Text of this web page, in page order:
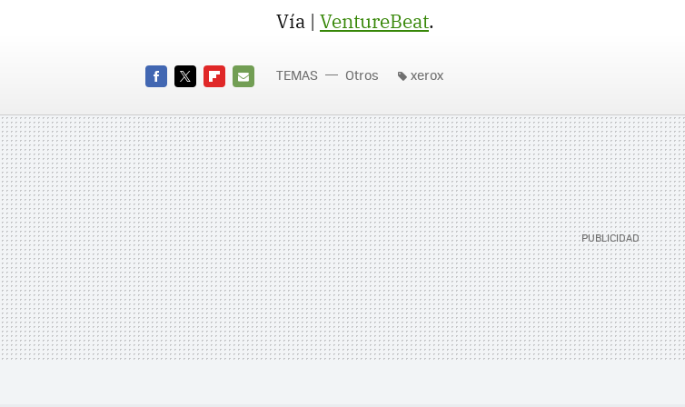
Vía | VentureBeat.
MAIL
TEMAS Otros xerox